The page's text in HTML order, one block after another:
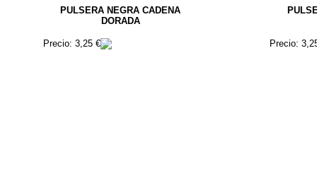
PULSERA NEGRA CADENA
DORADA
Precio: 3,25 € Precio: